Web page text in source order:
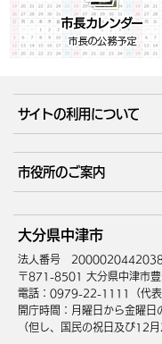
サイトの利用について
サイトマップ
市役所のご案内
庁舎地図
中津市へのアクセス
大分県中津市
法人番号
〒871-8501 大分県中津市
電話：0979-22-1111（代表
開庁時間：月曜日から金曜
（但し、国民の祝日及び12